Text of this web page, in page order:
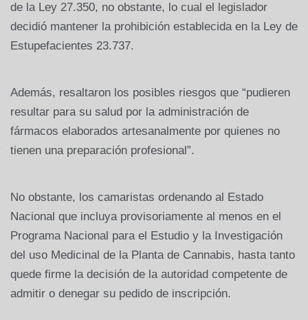
de la Ley 27.350, no obstante, lo cual el legislador
decidió mantener la prohibición establecida en la Ley de
Estupefacientes 23.737.
Además, resaltaron los posibles riesgos que “pudieren
resultar para su salud por la administración de
fármacos elaborados artesanalmente por quienes no
tienen una preparación profesional”.
No obstante, los camaristas ordenando al Estado
Nacional que incluya provisoriamente al menos en el
Programa Nacional para el Estudio y la Investigación
del uso Medicinal de la Planta de Cannabis, hasta tanto
quede firme la decisión de la autoridad competente de
admitir o denegar su pedido de inscripción.